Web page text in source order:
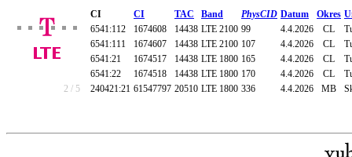
CI CI TAC Band PhysCID Datum Okres
6541:112
1674608 14438 LTE 2100 99 4.4.2026 CL
6541:111
1674607 14438 LTE 2100 107 4.4.2026 CL
6541:21
1674517 14438 LTE 1800 165 4.4.2026 CL
6541:22
1674518 14438 LTE 1800 170 4.4.2026 CL
2 / 5
240421:21 61547797 20510 LTE 1800 336 4.4.2026 MB